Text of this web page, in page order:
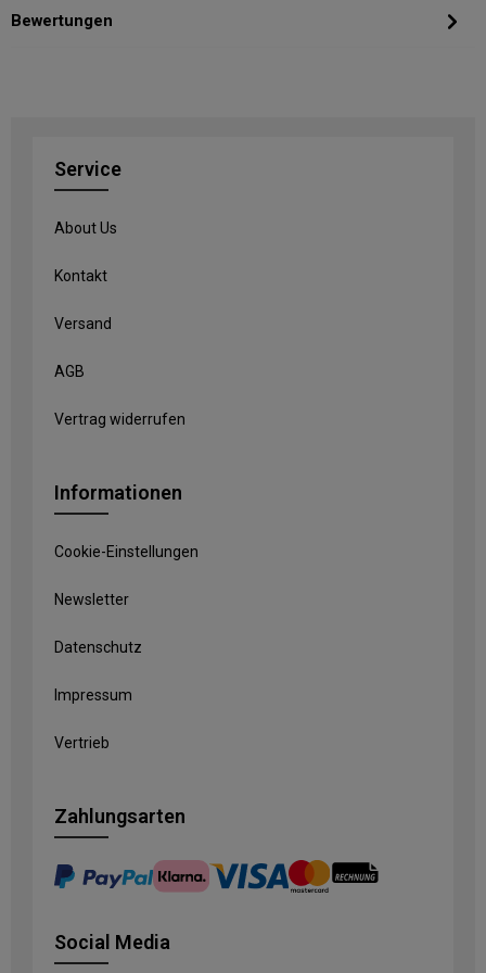
Bewertungen
Service
About Us
Kontakt
Versand
AGB
Vertrag widerrufen
Informationen
Cookie-Einstellungen
Newsletter
Datenschutz
Impressum
Vertrieb
Zahlungsarten
Social Media